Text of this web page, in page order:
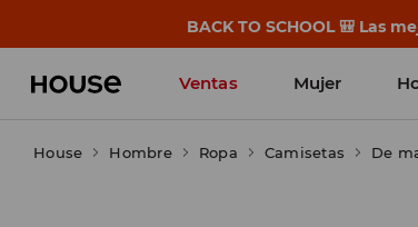
BACK TO SCHOOL 🎒 Las
Ventas Mujer
House Hombre Ropa Camisetas De